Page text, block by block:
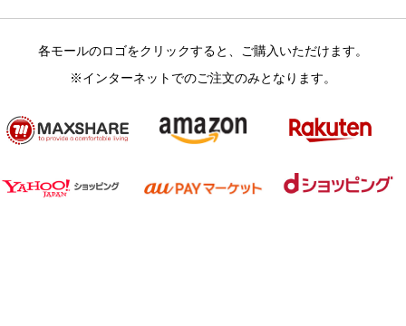
各モールのロゴをクリックすると、ご購入いただけます。
※インターネットでのご注文のみとなります。